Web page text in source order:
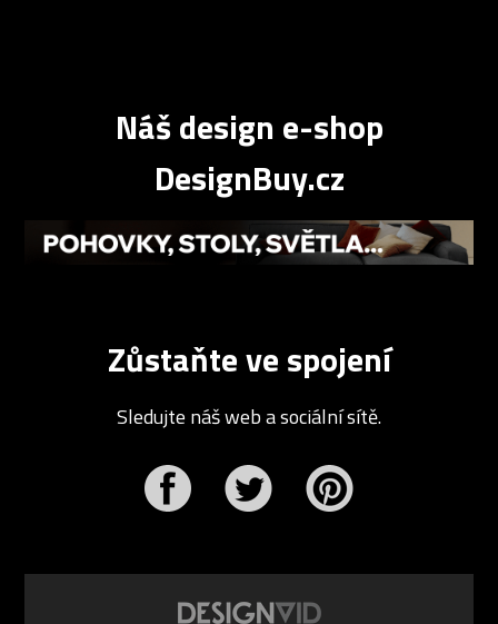
Náš design e-shop
DesignBuy.cz
Zůstaňte ve spojení
Sledujte náš web a sociální sítě.